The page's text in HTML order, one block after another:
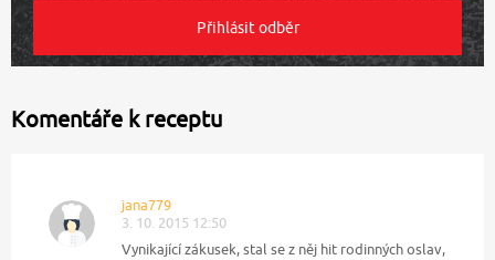
Komentáře k receptu
jana779
3. 10. 2015 12:50
Vynikající zákusek, stal se z něj hit rodinných oslav,